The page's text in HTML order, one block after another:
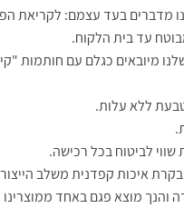
מדברים בעד עצמם: לקריאת
עד בית הלקוח.
מיובאים כגלם עם חותמות
ללא עלות.
לביטוח בכל רכישה.
איכות קפדנית משלב
והנך מוצא פגם באחד